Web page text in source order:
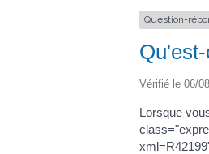
Question-
Vérifié le 06/
Lorsque